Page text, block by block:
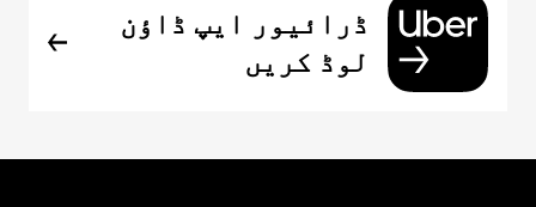
ڈرائیور ایپ ڈاؤن
لوڈ کریں